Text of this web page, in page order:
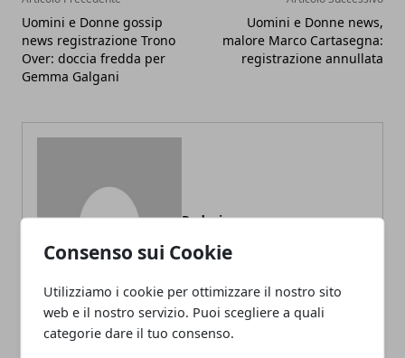
Consenso sui Cookie
Utilizziamo i cookie per ottimizzare il nostro sito
web e il nostro servizio. Puoi scegliere a quali
categorie dare il tuo consenso.
Uomini e Donne gossip
news registrazione Trono
Over: doccia fredda per
Gemma Galgani
Uomini e Donne news,
malore Marco Cartasegna:
registrazione annullata
Redazione